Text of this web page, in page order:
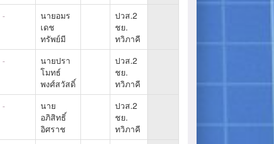
-
นายอมร
เดช
ทรัพย์มี
ปวส.2
ชย.
ทวิภาคี
-
นายปรา
โมทธ์
พงศ์สวัสดิ์
ปวส.2
ชย.
ทวิภาคี
-
นาย
อภิสิทธิ์
อิศราช
ปวส.2
ชย.
ทวิภาคี